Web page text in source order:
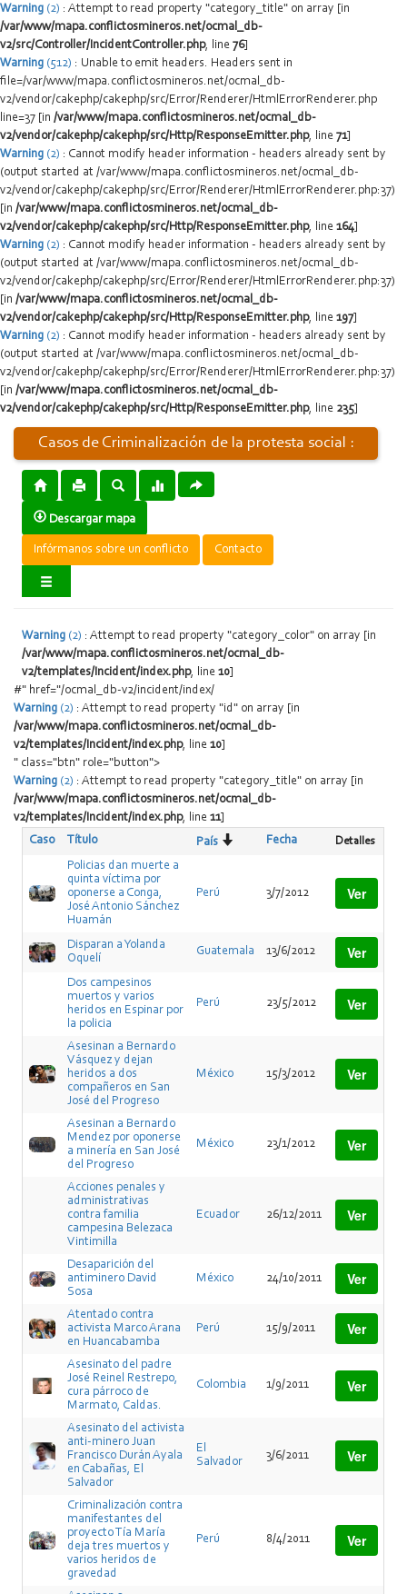
Warning (2) : Attempt to read property "category_title" on array [in
/var/www/mapa.conflictosmineros.net/ocmal_db-
v2/src/Controller/IncidentController.php, line 76]
Warning (512) : Unable to emit headers. Headers sent in
file=/var/www/mapa.conflictosmineros.net/ocmal_db-
v2/vendor/cakephp/cakephp/src/Error/Renderer/HtmlErrorRenderer.php
line=37 [in /var/www/mapa.conflictosmineros.net/ocmal_db-
v2/vendor/cakephp/cakephp/src/Http/ResponseEmitter.php, line 71]
Warning (2) : Cannot modify header information - headers already sent by
(output started at /var/www/mapa.conflictosmineros.net/ocmal_db-
v2/vendor/cakephp/cakephp/src/Error/Renderer/HtmlErrorRenderer.php:37)
[in /var/www/mapa.conflictosmineros.net/ocmal_db-
v2/vendor/cakephp/cakephp/src/Http/ResponseEmitter.php, line 164
Warning (2) : Cannot modify header information - headers already sent by
(output started at /var/www/mapa.conflictosmineros.net/ocmal_db-
v2/vendor/cakephp/cakephp/src/Error/Renderer/HtmlErrorRenderer.php:37)
[in /var/www/mapa.conflictosmineros.net/ocmal_db-
v2/vendor/cakephp/cakephp/src/Http/ResponseEmitter.php, line 197]
Warning (2) : Cannot modify header information - headers already sent by
(output started at /var/www/mapa.conflictosmineros.net/ocmal_db-
v2/vendor/cakephp/cakephp/src/Error/Renderer/HtmlErrorRenderer.php:37)
[in /var/www/mapa.conflictosmineros.net/ocmal_db-
v2/vendor/cakephp/cakephp/src/Http/ResponseEmitter.php, line 235
Casos de Criminalización de la protesta social :
Descargar mapa
Infórmanos sobre un conflicto Contacto
Warning (2) : Attempt to read property "category_color" on array [in
/var/www/mapa.conflictosmineros.net/ocmal_db-
v2/templates/Incident/index.php, line10
#" href="/ocmal_db-v2/incident/index/
Warning (2) : Attempt to read property "id" on array [in
/var/www/mapa.conflictosmineros.net/ocmal_db-
v2/templates/Incident/index.php, line 10
" class="btn" role="button">
Warning (2) : Attempt to read property "category_title" on array [in
/var/www/mapa.conflictosmineros.net/ocmal_db-
v2/templates/Incident/index.php, line 11]
Caso
Título País Fecha Detalles
Policias dan muerte a
quinta víctima por
oponerse a Conga,
José Antonio Sánchez
Huamán
Perú 3/7/2012 Ver
Disparan a Yolanda
Oquelí
Guatemala 13/6/2012 Ver
Dos campesinos
muertos y varios
heridos en Espinar por
la policia
Perú 23/5/2012 Ver
Asesinan a Bernardo
Vásquez y dejan
heridos a dos
compañeros en San
José del Progreso
México 15/3/2012 Ver
Asesinan a Bernardo
Mendez por oponerse
a minería en San José
del Progreso
México 23/1/2012 Ver
Acciones penales y
administrativas
contra familia
campesina Belezaca
Vintimilla
Ecuador 26/12/2011 Ver
Desaparición del
antiminero David
Sosa
México 24/10/2011 Ver
Atentado contra
activista Marco Arana
en Huancabamba
Perú 15/9/2011 Ver
Asesinato del padre
José Reinel Restrepo,
cura párroco de
Marmato, Caldas.
Colombia 1/9/2011 Ver
Asesinato del activista
anti-minero Juan
Francisco Durán Ayala
en Cabañas, El
Salvador
El
Salvador
3/6/2011 Ver
Criminalización contra
manifestantes del
proyecto Tía María
deja tres muertos y
varios heridos de
gravedad
Perú 8/4/2011 Ver